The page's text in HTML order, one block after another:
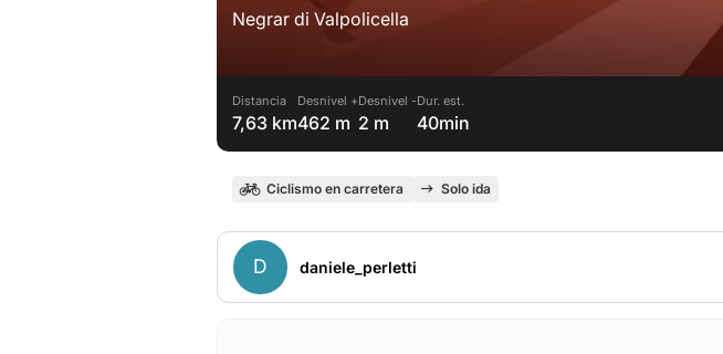
Negrar di Valpolicella
Distancia
7,63 km
Desnivel +
462 m
Desnivel -
2 m
Dur. est.
40min
Ciclismo en carretera Solo ida
D daniele_perletti